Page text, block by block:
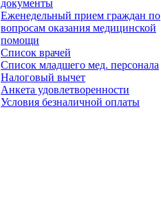
документы
Еженедельный прием граждан по
вопросам оказания медицинской
помощи
Список врачей
Список младшего мед. персонала
Налоговый вычет
Анкета удовлетворенности
Условия безналичной оплаты